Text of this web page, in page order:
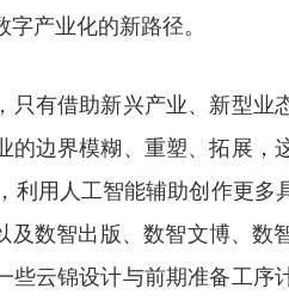
产业化的新路径。
有借助新兴产业、新型业
边界模糊、重塑、拓展，
利用人工智能辅助创作更多
数智出版、数智文博、数
云锦设计与前期准备工序